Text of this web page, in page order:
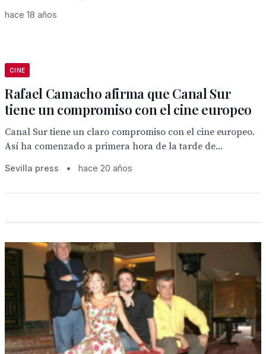
hace 18 años
CINE
Rafael Camacho afirma que Canal Sur
tiene un compromiso con el cine europeo
Canal Sur tiene un claro compromiso con el cine europeo.
Así ha comenzado a primera hora de la tarde de...
Sevilla press • hace 20 años